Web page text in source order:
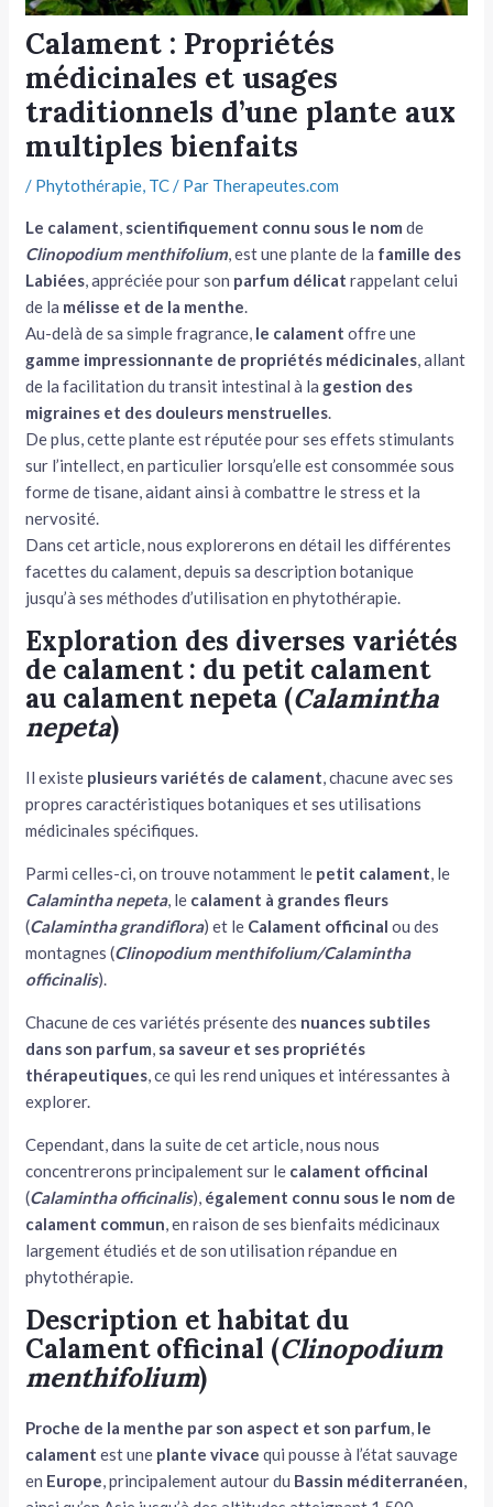
Calament : Propriétés
médicinales et usages
traditionnels d’une plante aux
multiples bienfaits
/ Phytothérapie, TC/ Par Therapeutes.com
Le calament, scientifiquement connu sous le nom de
Clinopodium menthifolium, est une plante de la famille des
Labiées, appréciée pour son parfum délicat rappelant celui
de la mélisse et de la menthe.
Au-delà de sa simple fragrance, le calament offre une
gamme impressionnante de propriétés médicinales, allant
de la facilitation du transit intestinal à la gestion des
migraines et des douleurs menstruelles.
De plus, cette plante est réputée pour ses effets stimulants
sur l’intellect, en particulier lorsqu’elle est consommée sous
forme de tisane, aidant ainsi à combattre le stress et la
nervosité.
Dans cet article, nous explorerons en détail les différentes
facettes du calament, depuis sa description botanique
jusqu’à ses méthodes d’utilisation en phytothérapie.
Exploration des diverses variétés
de calament : du petit calament
au calament nepeta (Calamintha
nepeta)
Il existe plusieurs variétés de calament, chacune avec ses
propres caractéristiques botaniques et ses utilisations
médicinales spécifiques.
Parmi celles-ci, on trouve notamment le petit calament, le
Calamintha nepeta, le calament à grandes fleurs
(Calamintha grandiflora) et le Calament officinal ou des
montagnes (Clinopodium menthifolium/Calamintha
officinalis).
Chacune de ces variétés présente des nuances subtiles
dans son parfum, sa saveur et ses propriétés
thérapeutiques, ce qui les rend uniques et intéressantes à
explorer.
Cependant, dans la suite de cet article, nous nous
concentrerons principalement sur le calament officinal
(Calamintha officinalis), également connu sous le nom de
calament commun, en raison de ses bienfaits médicinaux
largement étudiés et de son utilisation répandue en
phytothérapie.
Description et habitat du
Calament officinal (Clinopodium
menthifolium)
Proche de la menthe par son aspect et son parfum, le
calament est une plante vivace qui pousse à l’état sauvage
en Europe, principalement autour du Bassin méditerranéen,